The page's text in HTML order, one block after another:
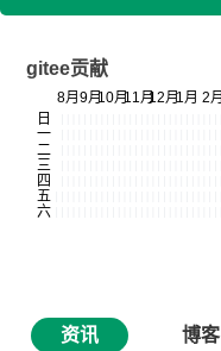
gitee贡献
资讯 博客